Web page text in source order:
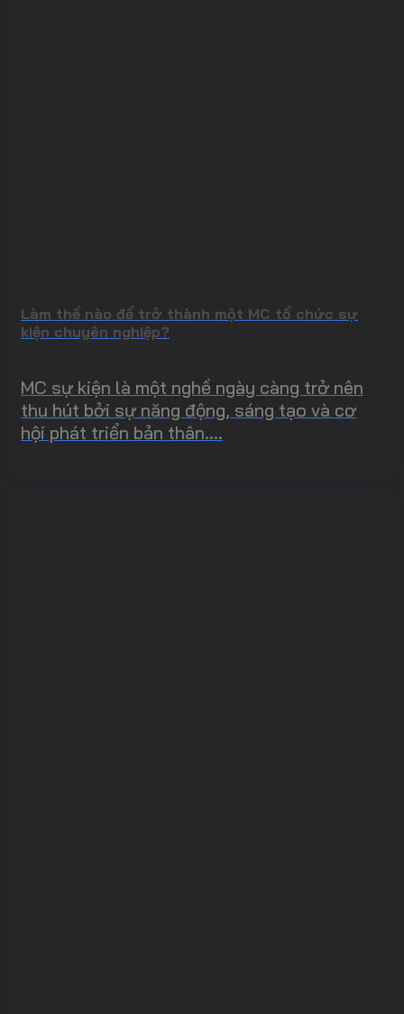
Làm thế nào để trở thành một MC tổ chức sự
kiện chuyên nghiệp?
MC sự kiện là một nghề ngày càng trở nên
thu hút bởi sự năng động, sáng tạo và cơ
hội phát triển bản thân....